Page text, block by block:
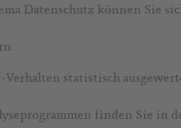
Datenschutz können Sie
statistisch
finden Sie in